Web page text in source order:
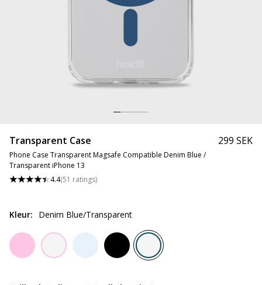
Transparent Case
Phone Case Transparent Magsafe Compatible Denim Blue /
Transparent iPhone 13
4.4(51 ratings)
299 SEK
Kleur: Denim Blue/Transparent